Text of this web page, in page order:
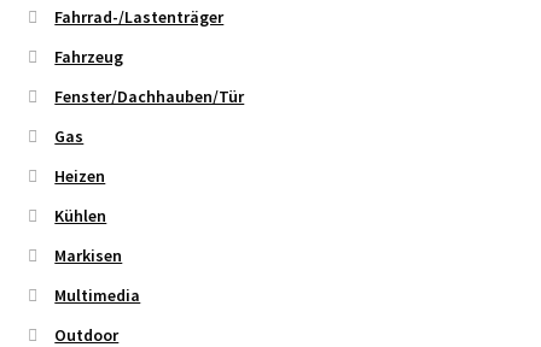
Fahrrad-/Lastenträger
Fahrzeug
Fenster/Dachhauben/Tür
Gas
Heizen
Kühlen
Markisen
Multimedia
Outdoor